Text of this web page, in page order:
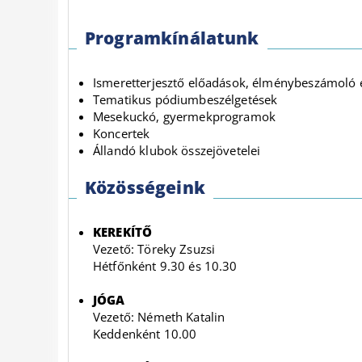
Programkínálatunk
Ismeretterjesztő előadások, élménybeszámoló
Tematikus pódiumbeszélgetések
Mesekuckó, gyermekprogramok
Koncertek
Állandó klubok összejövetelei
Közösségeink
KEREKÍTŐ
Vezető: Töreky Zsuzsi
Hétfőnként 9.30 és 10.30
JÓGA
Vezető: Németh Katalin
Keddenként 10.00